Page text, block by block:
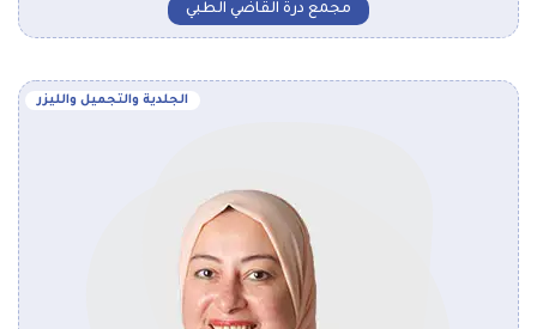
مجمع درة القاضي الطبي
الجلدية والتجميل والليزر